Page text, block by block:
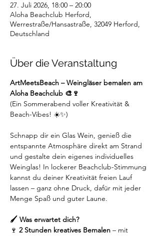
27. Juli 2026, 18:00 – 20:00
Aloha Beachclub Herford,
Werrestraße/Hansastraße, 32049 Herford,
Deutschland
Über die Veranstaltung
ArtMeetsBeach – Weingläser bemalen am
Aloha Beachclub 🎨🍷
(Ein Sommerabend voller Kreativität &
Beach-Vibes! ☀️✨)
Schnapp dir ein Glas Wein, genieß die
entspannte Atmosphäre direkt am Strand
und gestalte dein eigenes individuelles
Weinglas! In lockerer Beachclub-Stimmung
kannst du deiner Kreativität freien Lauf
lassen – ganz ohne Druck, dafür mit jeder
Menge Spaß und guter Laune.
🖌️ Was erwartet dich?
🍷 2 Stunden kreatives Bemalen – mit